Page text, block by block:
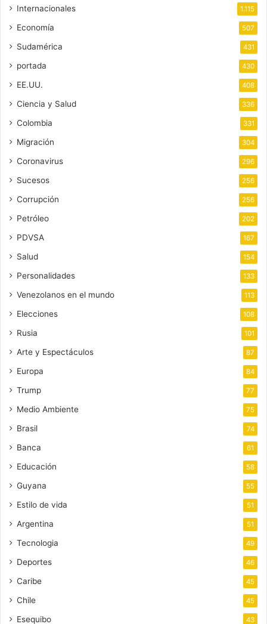
Internacionales 1.115
Economía 507
Sudamérica 431
portada 430
EE.UU. 408
Ciencia y Salud 336
Colombia 331
Migración 304
Coronavirus 296
Sucesos 256
Corrupción 256
Petróleo 202
PDVSA 167
Salud 154
Personalidades 133
Venezolanos en el mundo 113
Elecciones 108
Rusia 101
Arte y Espectáculos 87
Europa 84
Trump 77
Medio Ambiente 75
Brasil 74
Banca 61
Educación 58
Guyana 55
Estilo de vida 51
Argentina 51
Tecnologia 49
Deportes 46
Caribe 45
Chile 45
Esequibo 43